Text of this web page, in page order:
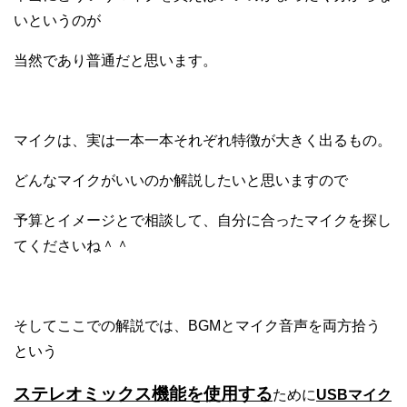
いというのが
当然であり普通だと思います。
マイクは、実は一本一本それぞれ特徴が大きく出るもの。
どんなマイクがいいのか解説したいと思いますので
予算とイメージとで相談して、自分に合ったマイクを探し
てくださいね＾＾
そしてここでの解説では、BGMとマイク音声を両方拾う
という
ステレオミックス機能を使用するためにUSBマイク